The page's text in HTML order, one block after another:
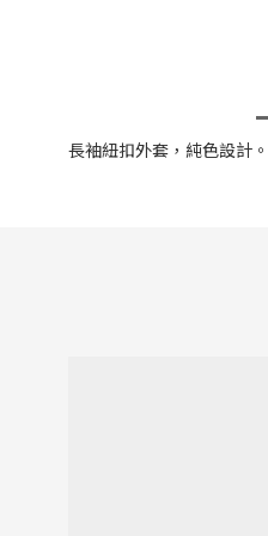
長袖紐扣外套，純色設計。